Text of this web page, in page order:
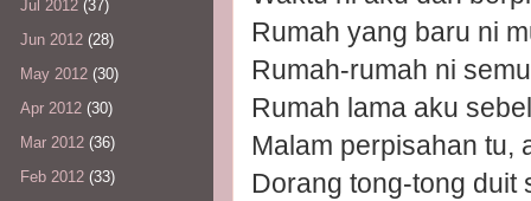
Rumah yang baru ni
Rumah-rumah ni
Rumah lama aku
Malam perpisahan tu,
Dorang tong-tong duit
Jul 2012 (37)
Jun 2012 (28)
May 2012 (30)
Apr 2012 (30)
Mar 2012 (36)
Feb 2012 (33)